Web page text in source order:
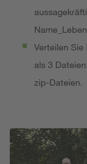
Verteilen
als 3
zip-Dateien.